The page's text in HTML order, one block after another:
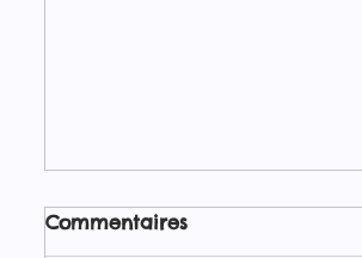
Le Coq Qui Vape : toutes
les gammes de la
Commentaires